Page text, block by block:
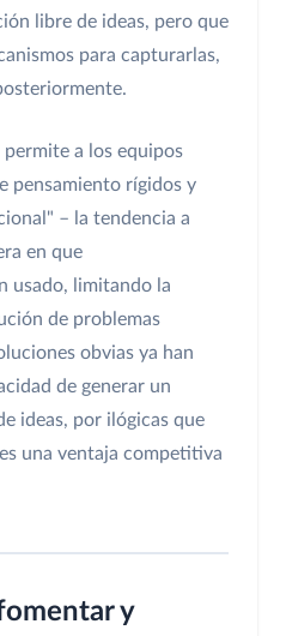
libre de ideas, pero que
para capturarlas,
a los equipos
pensamiento rígidos y
– la tendencia a
en que
usado, limitando la
de problemas
obvias ya han
de generar un
ideas, por ilógicas que
una ventaja competitiva
y